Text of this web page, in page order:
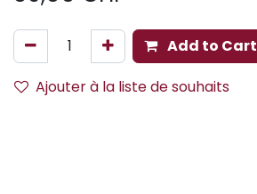
Add to Cart
Ajouter à la liste de souhaits